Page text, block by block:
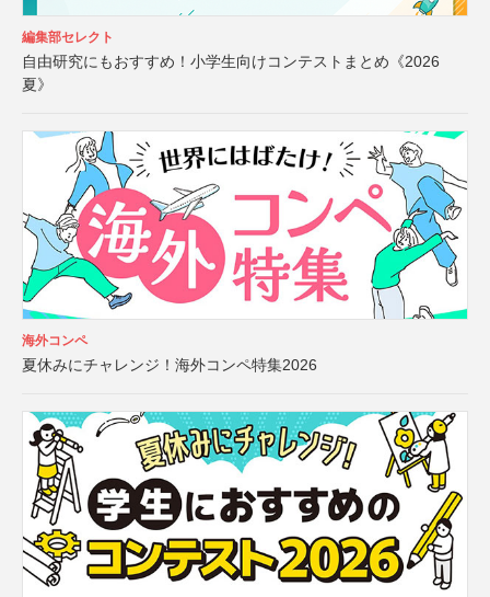
編集部セレクト
自由研究にもおすすめ！小学生向けコンテストまとめ《2026
夏》
海外コンペ
夏休みにチャレンジ！海外コンペ特集2026